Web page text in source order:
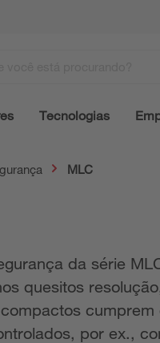
Tecnologias
MLC
da série
quesitos
por ex.,